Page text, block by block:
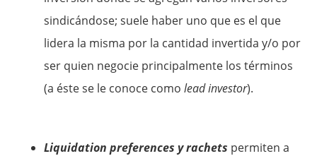
sindicándose; suele haber uno que es el que
lidera la misma por la cantidad invertida y/o por
ser quien negocie principalmente los términos
(a éste se le conoce como lead investor).
Liquidation preferences y rachets permiten a